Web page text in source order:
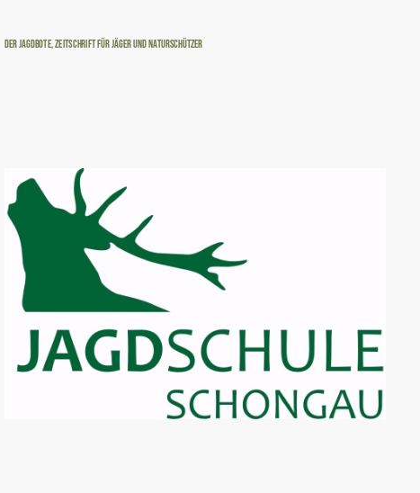
Der Jagdbote, Zeitschrift für Jäger und Naturschützer